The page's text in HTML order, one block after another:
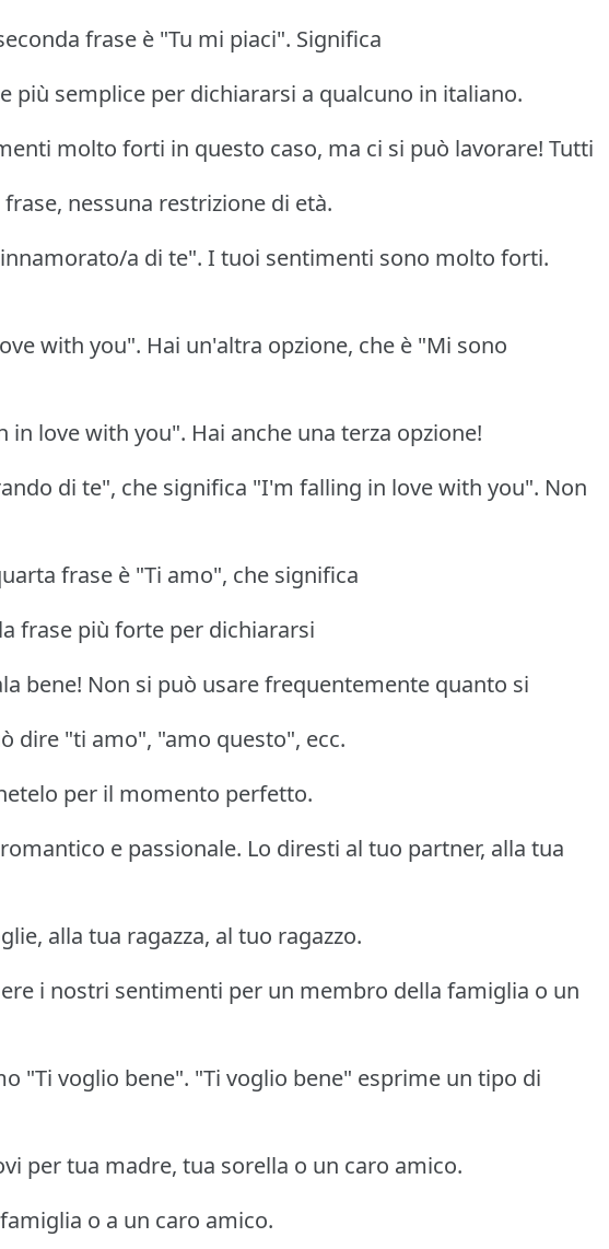
frase è "Tu mi piaci". Significa
più semplice per dichiararsi a qualcuno in italiano.
molto forti in questo caso, ma ci si può lavorare! Tutti
nessuna restrizione di età.
innamorato/a di te". I tuoi sentimenti sono molto forti.
with you". Hai un'altra opzione, che è "Mi sono
in love with you". Hai anche una terza opzione!
di te", che significa "I'm falling in love with you". Non
frase è "Ti amo", che significa
frase più forte per dichiararsi
bene! Non si può usare frequentemente quanto si
dire "ti amo", "amo questo", ecc.
per il momento perfetto.
e passionale. Lo diresti al tuo partner, alla tua
alla tua ragazza, al tuo ragazzo.
i nostri sentimenti per un membro della famiglia o un
"Ti voglio bene". "Ti voglio bene" esprime un tipo di
per tua madre, tua sorella o un caro amico.
o a un caro amico.